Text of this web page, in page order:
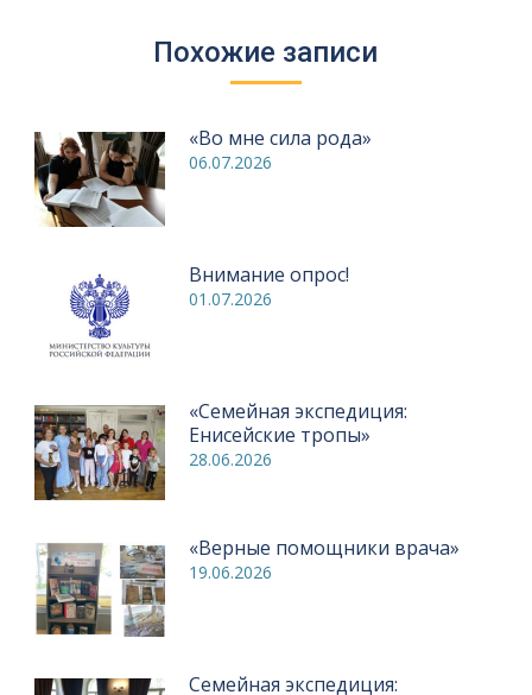
Похожие записи
«Во мне сила рода»
06.07.2026
Внимание опрос!
01.07.2026
«Семейная экспедиция:
Енисейские тропы»
28.06.2026
«Верные помощники врача»
19.06.2026
Семейная экспедиция: